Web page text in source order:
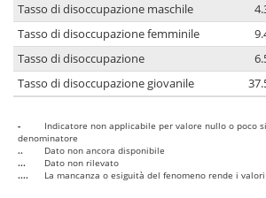
Tasso di disoccupazione maschile
Tasso di disoccupazione femminile
Tasso di disoccupazione
Tasso di disoccupazione giovanile
-
Indicatore non applicabile per valore nullo o poco
denominatore
..
Dato non ancora disponibile
...
Dato non rilevato
....
La mancanza o esiguità del fenomeno rende i